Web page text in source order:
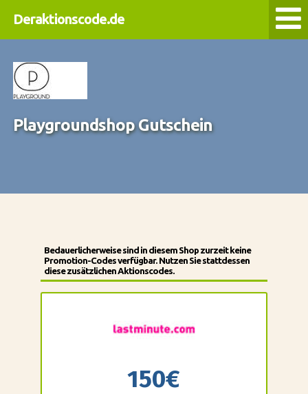
Deraktionscode.de
Playgroundshop Gutschein
Bedauerlicherweise sind in diesem Shop zurzeit keine
Promotion-Codes verfügbar. Nutzen Sie stattdessen
diese zusätzlichen Aktionscodes.
150€